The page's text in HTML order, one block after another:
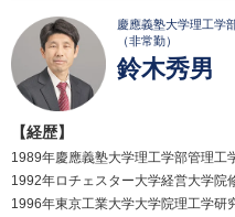
慶應義塾大学理工学
（非常勤）
鈴木秀男
【経歴】
1989年慶應義塾大学理工学部管理工
1992年ロチェスター大学経営大学院
1996年東京工業大学大学院理工学研